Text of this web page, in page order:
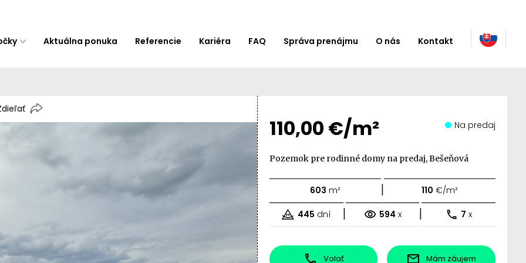
Aktuálna ponuka Referencie Kariéra FAQ Správa prenájmu O nás Kontakt
110,00 €/m² Na predaj
Pozemok pre rodinné domy na predaj, Bešeňová
603 m² | 110 €/m²
445 dní | 594 x | 7 x
Volať Mám záujem